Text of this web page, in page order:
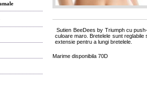
Sutien BeeDees by Triumph cu
culoare maro. Bretelele sunt
extensie pentru a lungi bretelele.
Marime disponibila 70D